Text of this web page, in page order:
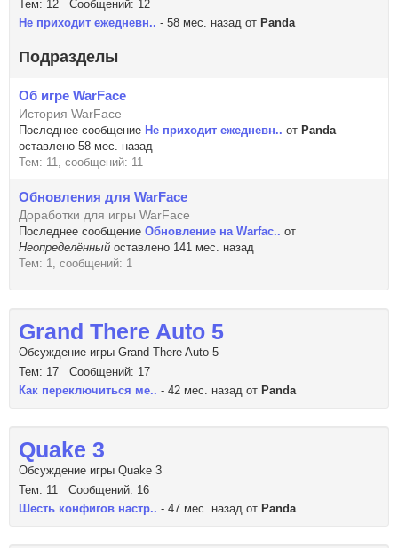
Тем: 12 Сообщений: 12
Не приходит ежедневн.. - 58 мес. назад от Panda
Подразделы
Об игре WarFace
История WarFace
Последнее сообщение Не приходит ежедневн.. от Panda
оставлено 58 мес. назад
Тем: 11, сообщений: 11
Обновления для WarFace
Доработки для игры WarFace
Последнее сообщение Обновление на Warfac.. от
Неопределённый оставлено 141 мес. назад
Тем: 1, сообщений: 1
Grand There Auto 5
Обсуждение игры Grand There Auto 5
Тем: 17 Сообщений: 17
Как переключиться ме.. - 42 мес. назад от Panda
Quake 3
Обсуждение игры Quake 3
Тем: 11 Сообщений: 16
Шесть конфигов настр.. - 47 мес. назад от Panda